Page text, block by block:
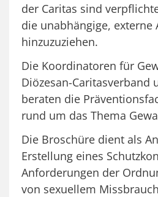
der Caritas sind
die unabhängige, externe
hinzuzuziehen.
Die Koordinatoren für
Diözesan-Caritasverband
beraten die
rund um das Thema
Die Broschüre dient als
Erstellung eines
Anforderungen der
von sexuellem